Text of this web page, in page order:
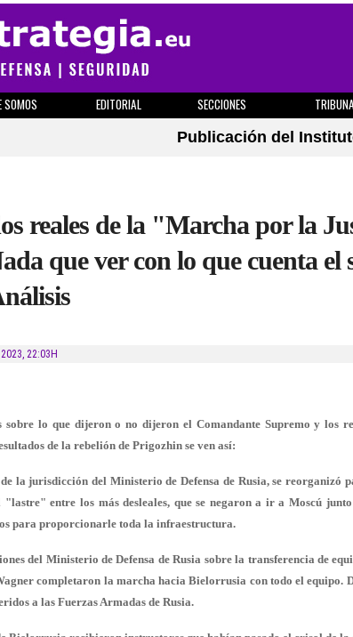
SOMOS EDITORIAL SECCIONES
Publicación del
reales de la "Marcha por la
que ver con lo que cuenta el
2023, 22:03H
sobre lo que dijeron o no dijeron el Comandante Supremo y los
de la rebelión de Prigozhin se ven así:
la jurisdicción del Ministerio de Defensa de Rusia, se reorganizó
"lastre" entre los más desleales, que se negaron a ir a Moscú
para proporcionarle toda la infraestructura.
del Ministerio de Defensa de Rusia sobre la transferencia de
completaron la marcha hacia Bielorrusia con todo el equipo.
a las Fuerzas Armadas de Rusia.